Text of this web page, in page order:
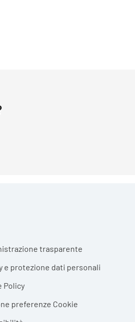
menutrasparente
e protezione dati personali
Policy
preferenze Cookie